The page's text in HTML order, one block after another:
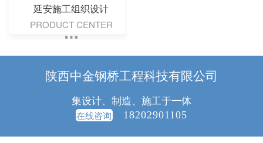
延安施工组织设计
PRODUCT CENTER
陕西中金钢桥工程科技有限公司
集设计、制造、施工于一体
在线咨询 18202901105